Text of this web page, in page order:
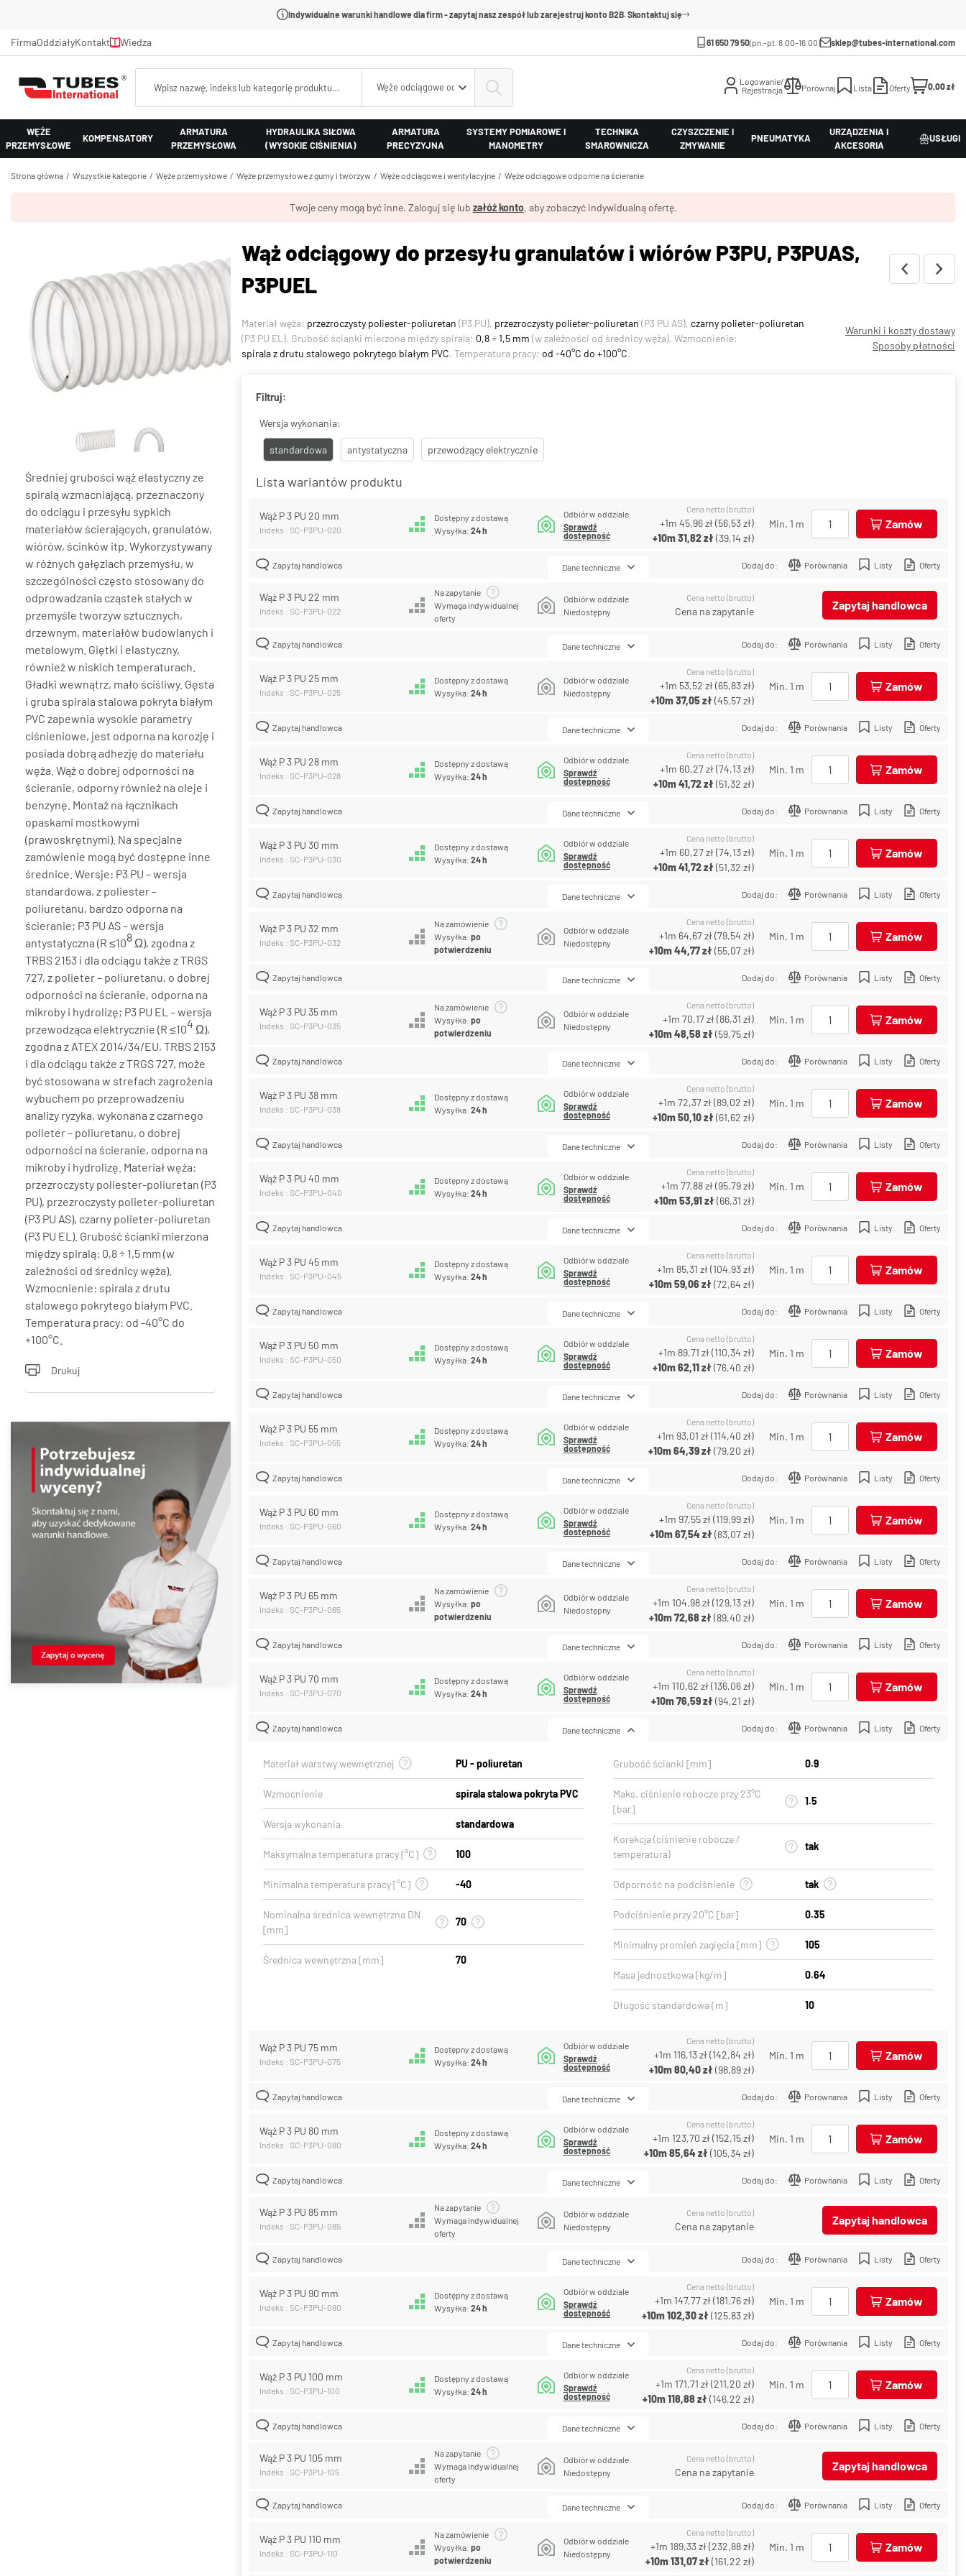
Indywidualne warunki handlowe dla firm - zapytaj nasz zespół lub zarejestruj konto B2B. Skontaktuj się
FirmaOddziałyKontakt Wiedza 61 650 79 50(pn.-pt. 8.00-16.00) sklep@tubes-international.com
Węże odciągowe odporne na ścieranie
Logowanie/
Rejestracja
Porównaj Lista Oferty 0,00 zł
WĘŻE
PRZEMYSŁOWE
KOMPENSATORY
ARMATURA
PRZEMYSŁOWA
HYDRAULIKA SIŁOWA
(WYSOKIE CIŚNIENIA)
ARMATURA
PRECYZYJNA
SYSTEMY POMIAROWE I
MANOMETRY
TECHNIKA
SMAROWNICZA
CZYSZCZENIE I
ZMYWANIE
PNEUMATYKA
URZĄDZENIA I
AKCESORIA
USŁUGI
Strona główna Wszystkie kategorie Węże przemysłowe Węże przemysłowe z gumy i tworzyw Węże odciągowe i wentylacyjne Węże odciągowe odporne na ścieranie
Twoje ceny mogą być inne. Zaloguj się lub załóż konto, aby zobaczyć indywidualną ofertę.
Średniej grubości wąż elastyczny ze
spiralą wzmacniającą, przeznaczony
do odciągu i przesyłu sypkich
materiałów ścierających, granulatów,
wiórów, ścinków itp. Wykorzystywany
w różnych gałęziach przemysłu, w
szczególności często stosowany do
odprowadzania cząstek stałych w
przemyśle tworzyw sztucznych,
drzewnym, materiałów budowlanych i
metalowym. Giętki i elastyczny,
również w niskich temperaturach.
Gładki wewnątrz, mało ściśliwy. Gęsta
i gruba spirala stalowa pokryta białym
PVC zapewnia wysokie parametry
ciśnieniowe, jest odporna na korozję i
posiada dobrą adhezję do materiału
węża. Wąż o dobrej odporności na
ścieranie, odporny również na oleje i
benzynę. Montaż na łącznikach
opaskami mostkowymi
(prawoskrętnymi). Na specjalne
zamówienie mogą być dostępne inne
średnice. Wersje: P3 PU – wersja
standardowa, z poliester –
poliuretanu, bardzo odporna na
ścieranie; P3 PU AS – wersja
antystatyczna (R ≤108 Ω), zgodna z
TRBS 2153 i dla odciągu także z TRGS
727, z polieter – poliuretanu, o dobrej
odporności na ścieranie, odporna na
mikroby i hydrolizę; P3 PU EL – wersja
przewodząca elektrycznie (R ≤104 Ω),
zgodna z ATEX 2014/34/EU, TRBS 2153
i dla odciągu także z TRGS 727, może
być stosowana w strefach zagrożenia
wybuchem po przeprowadzeniu
analizy ryzyka, wykonana z czarnego
polieter – poliuretanu, o dobrej
odporności na ścieranie, odporna na
mikroby i hydrolizę. Materiał węża:
przezroczysty poliester-poliuretan (P3
PU), przezroczysty polieter-poliuretan
(P3 PU AS), czarny polieter-poliuretan
(P3 PU EL). Grubość ścianki mierzona
między spiralą: 0,8 ÷ 1,5 mm (w
zależności od średnicy węża).
Wzmocnienie: spirala z drutu
stalowego pokrytego białym PVC.
Temperatura pracy: od -40°C do
+100°C.
Drukuj
Wąż odciągowy do przesyłu granulatów i wiórów P3PU, P3PUAS,
P3PUEL
Materiał węża: przezroczysty poliester-poliuretan (P3 PU), przezroczysty polieter-poliuretan (P3 PU AS), czarny polieter-poliuretan
(P3 PU EL). Grubość ścianki mierzona między spiralą: 0,8 ÷ 1,5 mm (w zależności od średnicy węża). Wzmocnienie:
spirala z drutu stalowego pokrytego białym PVC. Temperatura pracy: od -40°C do +100°C.
Warunki i koszty dostawy
Sposoby płatności
Filtruj:
Wersja wykonania:
standardowa antystatyczna przewodzący elektrycznie
Lista wariantów produktu
Wąż P 3 PU 20 mm
Indeks : SC-P3PU-020
Dostępny z dostawą
Wysyłka:24 h
Odbiór w oddziale
Sprawdź
dostępność
Cena netto (brutto)
+1m 45,96 zł(56,53 zł)
+10m31,82 zł(39,14 zł)
Min. 1 m Zamów
Zapytaj handlowca Dodaj do: Porównania Listy Oferty
Dane techniczne
Wąż P 3 PU 22 mm
Indeks : SC-P3PU-022
Na zapytanie
Wymaga indywidualnej
oferty
Odbiór w oddziale
Niedostępny
Cena netto (brutto)
Cena na zapytanie Zapytaj handlowca
Zapytaj handlowca Dodaj do: Porównania Listy Oferty
Dane techniczne
Wąż P 3 PU 25 mm
Indeks : SC-P3PU-025
Dostępny z dostawą
Wysyłka:24 h
Odbiór w oddziale
Niedostępny
Cena netto (brutto)
+1m 53,52 zł(65,83 zł)
+10m37,05 zł(45,57 zł)
Min. 1 m Zamów
Zapytaj handlowca Dodaj do: Porównania Listy Oferty
Dane techniczne
Wąż P 3 PU 28 mm
Indeks : SC-P3PU-028
Dostępny z dostawą
Wysyłka:24 h
Odbiór w oddziale
Sprawdź
dostępność
Cena netto (brutto)
+1m 60,27 zł(74,13 zł)
+10m41,72 zł(51,32 zł)
Min. 1 m Zamów
Zapytaj handlowca Dodaj do: Porównania Listy Oferty
Dane techniczne
Wąż P 3 PU 30 mm
Indeks : SC-P3PU-030
Dostępny z dostawą
Wysyłka:24 h
Odbiór w oddziale
Sprawdź
dostępność
Cena netto (brutto)
+1m 60,27 zł(74,13 zł)
+10m41,72 zł(51,32 zł)
Min. 1 m Zamów
Zapytaj handlowca Dodaj do: Porównania Listy Oferty
Dane techniczne
Wąż P 3 PU 32 mm
Indeks : SC-P3PU-032
Na zamówienie
Wysyłka:po
potwierdzeniu
Odbiór w oddziale
Niedostępny
Cena netto (brutto)
+1m 64,67 zł(79,54 zł)
+10m44,77 zł(55,07 zł)
Min. 1 m Zamów
Zapytaj handlowca Dodaj do: Porównania Listy Oferty
Dane techniczne
Wąż P 3 PU 35 mm
Indeks : SC-P3PU-035
Na zamówienie
Wysyłka:po
potwierdzeniu
Odbiór w oddziale
Niedostępny
Cena netto (brutto)
+1m 70,17 zł(86,31 zł)
+10m48,58 zł(59,75 zł)
Min. 1 m Zamów
Zapytaj handlowca Dodaj do: Porównania Listy Oferty
Dane techniczne
Wąż P 3 PU 38 mm
Indeks : SC-P3PU-038
Dostępny z dostawą
Wysyłka:24 h
Odbiór w oddziale
Sprawdź
dostępność
Cena netto (brutto)
+1m 72,37 zł(89,02 zł)
+10m50,10 zł(61,62 zł)
Min. 1 m Zamów
Zapytaj handlowca Dodaj do: Porównania Listy Oferty
Dane techniczne
Wąż P 3 PU 40 mm
Indeks : SC-P3PU-040
Dostępny z dostawą
Wysyłka:24 h
Odbiór w oddziale
Sprawdź
dostępność
Cena netto (brutto)
+1m 77,88 zł(95,79 zł)
+10m53,91 zł(66,31 zł)
Min. 1 m Zamów
Zapytaj handlowca Dodaj do: Porównania Listy Oferty
Dane techniczne
Wąż P 3 PU 45 mm
Indeks : SC-P3PU-045
Dostępny z dostawą
Wysyłka:24 h
Odbiór w oddziale
Sprawdź
dostępność
Cena netto (brutto)
+1m 85,31 zł(104,93 zł)
+10m59,06 zł(72,64 zł)
Min. 1 m Zamów
Zapytaj handlowca Dodaj do: Porównania Listy Oferty
Dane techniczne
Wąż P 3 PU 50 mm
Indeks : SC-P3PU-050
Dostępny z dostawą
Wysyłka:24 h
Odbiór w oddziale
Sprawdź
dostępność
Cena netto (brutto)
+1m 89,71 zł(110,34 zł)
+10m62,11 zł(76,40 zł)
Min. 1 m Zamów
Zapytaj handlowca Dodaj do: Porównania Listy Oferty
Dane techniczne
Wąż P 3 PU 55 mm
Indeks : SC-P3PU-055
Dostępny z dostawą
Wysyłka:24 h
Odbiór w oddziale
Sprawdź
dostępność
Cena netto (brutto)
+1m 93,01 zł(114,40 zł)
+10m64,39 zł(79,20 zł)
Min. 1 m Zamów
Zapytaj handlowca Dodaj do: Porównania Listy Oferty
Dane techniczne
Wąż P 3 PU 60 mm
Indeks : SC-P3PU-060
Dostępny z dostawą
Wysyłka:24 h
Odbiór w oddziale
Sprawdź
dostępność
Cena netto (brutto)
+1m 97,55 zł(119,99 zł)
+10m67,54 zł(83,07 zł)
Min. 1 m Zamów
Zapytaj handlowca Dodaj do: Porównania Listy Oferty
Dane techniczne
Wąż P 3 PU 65 mm
Indeks : SC-P3PU-065
Na zamówienie
Wysyłka:po
potwierdzeniu
Odbiór w oddziale
Niedostępny
Cena netto (brutto)
+1m 104,98 zł(129,13 zł)
+10m72,68 zł(89,40 zł)
Min. 1 m Zamów
Zapytaj handlowca Dodaj do: Porównania Listy Oferty
Dane techniczne
Wąż P 3 PU 70 mm
Indeks : SC-P3PU-070
Dostępny z dostawą
Wysyłka:24 h
Odbiór w oddziale
Sprawdź
dostępność
Cena netto (brutto)
+1m 110,62 zł(136,06 zł)
+10m76,59 zł(94,21 zł)
Min. 1 m Zamów
Zapytaj handlowca Dodaj do: Porównania Listy Oferty
Dane techniczne
Materiał warstwy wewnętrznej PU - poliuretan
Wzmocnienie spirala stalowa pokryta PVC
Wersja wykonania standardowa
Maksymalna temperatura pracy [°C] 100
Minimalna temperatura pracy [°C] -40
Nominalna średnica wewnętrzna DN
[mm]
70
Średnica wewnętrzna [mm] 70
Grubość ścianki [mm] 0.9
Maks. ciśnienie robocze przy 23°C
[bar]
1.5
Korekcja (ciśnienie robocze /
temperatura)
tak
Odporność na podciśnienie tak
Podciśnienie przy 20°C [bar] 0.35
Minimalny promień zagięcia [mm] 105
Masa jednostkowa [kg/m] 0.64
Długość standardowa [m] 10
Wąż P 3 PU 75 mm
Indeks : SC-P3PU-075
Dostępny z dostawą
Wysyłka:24 h
Odbiór w oddziale
Sprawdź
dostępność
Cena netto (brutto)
+1m 116,13 zł(142,84 zł)
+10m80,40 zł(98,89 zł)
Min. 1 m Zamów
Zapytaj handlowca Dodaj do: Porównania Listy Oferty
Dane techniczne
Wąż P 3 PU 80 mm
Indeks : SC-P3PU-080
Dostępny z dostawą
Wysyłka:24 h
Odbiór w oddziale
Sprawdź
dostępność
Cena netto (brutto)
+1m 123,70 zł(152,15 zł)
+10m85,64 zł(105,34 zł)
Min. 1 m Zamów
Zapytaj handlowca Dodaj do: Porównania Listy Oferty
Dane techniczne
Wąż P 3 PU 85 mm
Indeks : SC-P3PU-085
Na zapytanie
Wymaga indywidualnej
oferty
Odbiór w oddziale
Niedostępny
Cena netto (brutto)
Cena na zapytanie Zapytaj handlowca
Zapytaj handlowca Dodaj do: Porównania Listy Oferty
Dane techniczne
Wąż P 3 PU 90 mm
Indeks : SC-P3PU-090
Dostępny z dostawą
Wysyłka:24 h
Odbiór w oddziale
Sprawdź
dostępność
Cena netto (brutto)
+1m 147,77 zł(181,76 zł)
+10m102,30 zł(125,83 zł)
Min. 1 m Zamów
Zapytaj handlowca Dodaj do: Porównania Listy Oferty
Dane techniczne
Wąż P 3 PU 100 mm
Indeks : SC-P3PU-100
Dostępny z dostawą
Wysyłka:24 h
Odbiór w oddziale
Sprawdź
dostępność
Cena netto (brutto)
+1m 171,71 zł(211,20 zł)
+10m118,88 zł(146,22 zł)
Min. 1 m Zamów
Zapytaj handlowca Dodaj do: Porównania Listy Oferty
Dane techniczne
Wąż P 3 PU 105 mm
Indeks : SC-P3PU-105
Na zapytanie
Wymaga indywidualnej
oferty
Odbiór w oddziale
Niedostępny
Cena netto (brutto)
Cena na zapytanie Zapytaj handlowca
Zapytaj handlowca Dodaj do: Porównania Listy Oferty
Dane techniczne
Wąż P 3 PU 110 mm
Indeks : SC-P3PU-110
Na zamówienie
Wysyłka:po
potwierdzeniu
Odbiór w oddziale
Niedostępny
Cena netto (brutto)
+1m 189,33 zł(232,88 zł)
+10m131,07 zł(161,22 zł)
Min. 1 m Zamów